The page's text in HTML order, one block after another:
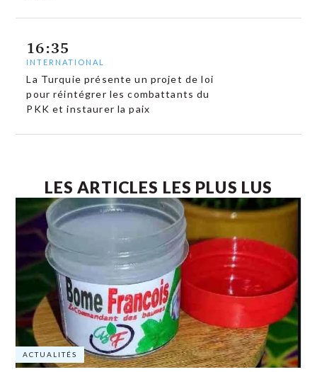
16:35
INTERNATIONAL
La Turquie présente un projet de loi
pour réintégrer les combattants du
PKK et instaurer la paix
LES ARTICLES LES PLUS LUS
ACTUALITÉS